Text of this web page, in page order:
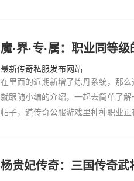
魔·界·专·属：职业同等
最新传奇私服发布网站
在里面的近期新增了炼丹系统，那
就跟随小编的介绍，一起去简单了
帖子，道传奇公服游戏里种种职业
杨贵妃传奇：三国传奇